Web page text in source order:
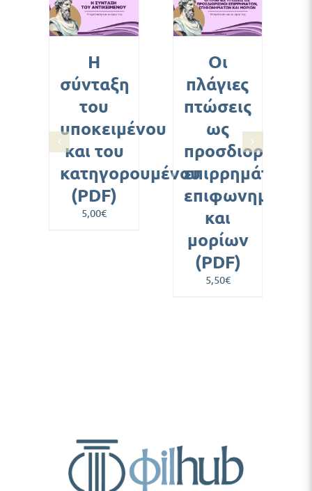
Η
σύνταξη
του
υποκειμένου
και του
κατηγορουμένου
(PDF)
5,00€
ΣΤΟ ΚΑΛΆΘΙ
/
ΛΕΠΤΟΜΈΡΕΙΕΣ
Οι
πλάγιες
πτώσεις
ως
προσδιορισμοί
επιρρημάτων,
επιφωνημάτων
και
μορίων
(PDF)
5,50€
ΣΤΟ ΚΑΛΆΘΙ
/
ΛΕΠΤΟΜΈΡΕΙΕΣ